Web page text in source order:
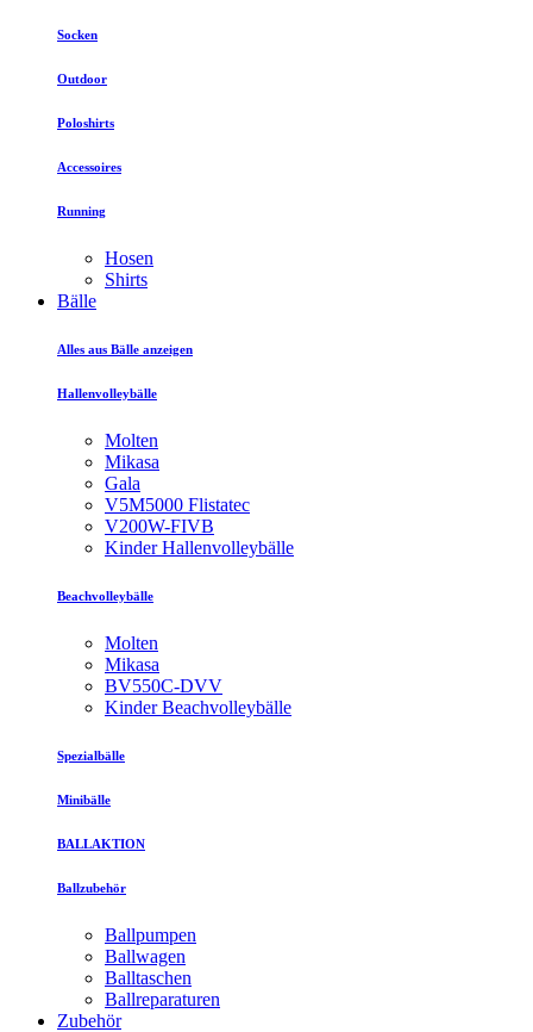
Socken
Outdoor
Poloshirts
Accessoires
Running
Hosen
Shirts
Bälle
Alles aus Bälle anzeigen
Hallenvolleybälle
Molten
Mikasa
Gala
V5M5000 Flistatec
V200W-FIVB
Kinder Hallenvolleybälle
Beachvolleybälle
Molten
Mikasa
BV550C-DVV
Kinder Beachvolleybälle
Spezialbälle
Minibälle
BALLAKTION
Ballzubehör
Ballpumpen
Ballwagen
Balltaschen
Ballreparaturen
Zubehör